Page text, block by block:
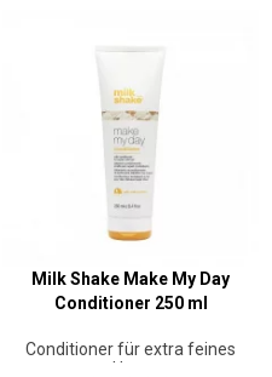
Milk Shake Make My Day
Conditioner 250 ml
Conditioner für extra feines
Haar